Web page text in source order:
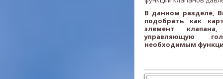
В данном разделе,
подобрать как
элемент
управляющую
необходимым